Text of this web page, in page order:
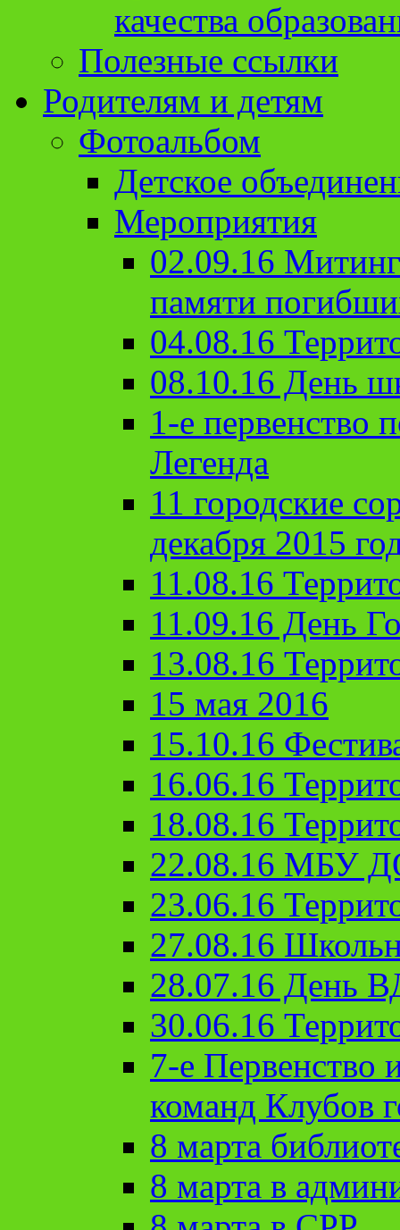
качества
Полезные ссылки
Родителям и детям
Фотоальбом
Детское
Мероприятия
02.09.16
памяти
04.08.16
08.10.16 День
1-е первенство
Легенда
11 городские
декабря 2015
11.08.16
11.09.16 День
13.08.16
15 мая 2016
15.10.16
16.06.16
18.08.16
22.08.16 МБУ
23.06.16
27.08.16
28.07.16 День
30.06.16
7-е Первенство
команд Клубов
8 марта
8 марта в